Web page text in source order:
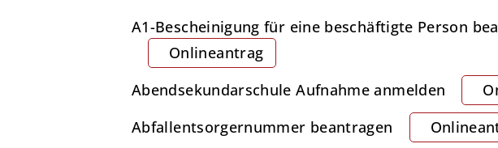
A1-Bescheinigung für eine beschäftigte Person
Onlineantrag
Abendsekundarschule Aufnahme anmelden
Abfallentsorgernummer beantragen